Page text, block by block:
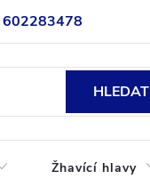
HLEDAT
Žhavící hlavy